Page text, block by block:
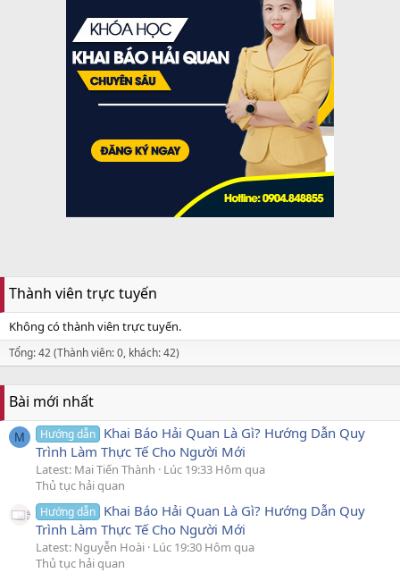
Thành viên trực tuyến
Không có thành viên trực tuyến.
Tổng: 42 (Thành viên: 0, khách: 42)
Bài mới nhất
M Hướng dẫn Khai Báo Hải Quan Là Gì? Hướng Dẫn Quy
Trình Làm Thực Tế Cho Người Mới
Latest: Mai Tiến Thành
Lúc 19:33 Hôm qua
Thủ tục hải quan
Hướng dẫn Khai Báo Hải Quan Là Gì? Hướng Dẫn Quy
Trình Làm Thực Tế Cho Người Mới
Latest: Nguyễn Hoài Lúc 19:30 Hôm qua
Thủ tục hải quan